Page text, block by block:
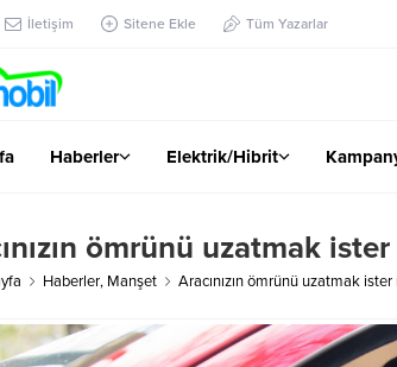
İletişim Sitene Ekle Tüm Yazarlar
Haberler Elektrik/Hibrit
ömrünü uzatmak
Haberler, Manşet Aracınızın ömrünü uzatmak